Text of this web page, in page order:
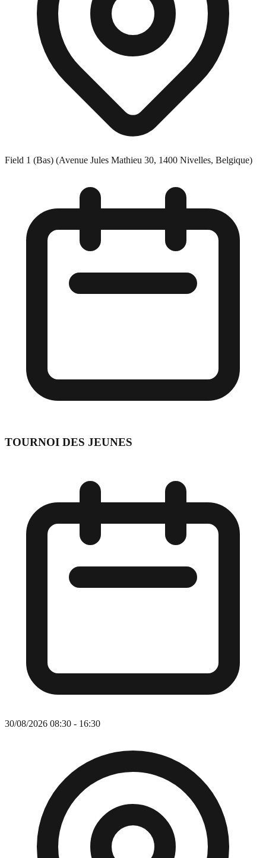
Field 1 (Bas) (Avenue Jules Mathieu 30, 1400 Nivelles, Belgique)
TOURNOI DES JEUNES
30/08/2026 08:30 - 16:30